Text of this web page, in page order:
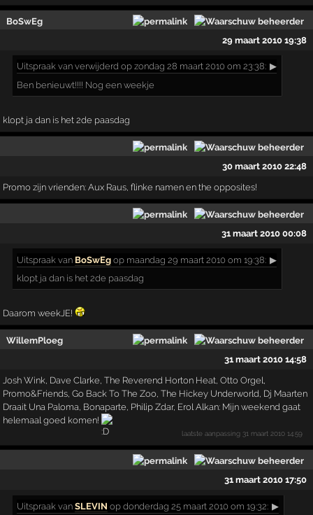
BoSwEg
29 maart 2010 19:38
Uitspraak van verwijderd op zondag 28 maart 2010 om 23:38: ▶
Ben benieuwt!!!! Nog een weekje
klopt ja dan is het 2de paasdag
30 maart 2010 22:48
Promo zijn vrienden: Aux Raus, flinke namen en the opposites!
31 maart 2010 00:08
Uitspraak van BoSwEg op maandag 29 maart 2010 om 19:38: ▶
klopt ja dan is het 2de paasdag
Daarom weekJE!
WillemPloeg
31 maart 2010 14:58
Josh Wink, Dave Clarke, The Reverend Horton Heat, Otto Orgel,
Promo&Friends, Go Back To The Zoo, The Hickey Underworld, Dj Maarten
Draait Una Paloma, Bonaparte, Philip Zdar, Erol Alkan: Mijn weekend gaat
helemaal goed komen!
laatste aanpassing 31 maart 2010 14:59
31 maart 2010 17:50
Uitspraak vanSLEVIN op donderdag 25 maart 2010 om 19:32: ▶